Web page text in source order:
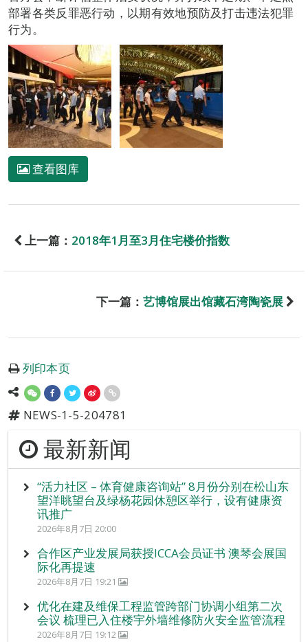
部署各类反罪恶行动，以期有效地预防及打击违法犯罪
行为。
查看图库
上一篇： 2018年1月至3月住宅楼价指数
下一篇： 艺博馆展出馆藏石湾陶瓷展
列印本页
NEWS-1-5-204781
最新新闻
“活力社区 – 体育健康咨询站” 8月份分别在松山东
望洋眺望台及绿杨花园休憩区举行，设有健康资
讯推广
2026年8月7日 20:00
合作区产业发展局获授ICCA会员证书 澳琴会展国
际化再提速
2026年8月7日 19:21
优化在建及维保工程监管跨部门协调小组第二次
会议 梳理已入住楼宇外墙维修防火安全监管流程
2026年8月7日 19:12